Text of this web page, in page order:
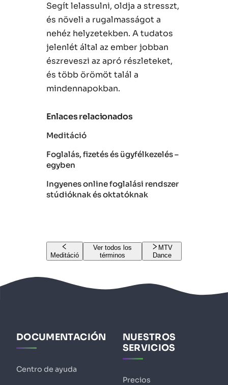
Segít lelassulni, oldja a stresszt,
és növeli a rugalmasságot a
nehéz helyzetekben. A tudatos
jelenlét által az ember jobban
észreveszi az apró részleteket,
és több örömöt talál a
mindennapokban.
Enlaces relacionados
Meditáció
Foglalás, fizetés és ügyfélkezelés –
egyben
Ingyenes online foglalási rendszer
stúdióknak és oktatóknak
Meditáció
Ver todos los
términos
MTV
Dance
DOCUMENTACIÓN
Centro de ayuda
NUESTROS
SERVICIOS
Precios